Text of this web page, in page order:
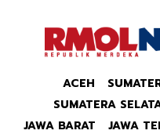
ACEH
SUMATERA
JAWA BARAT
JAWA